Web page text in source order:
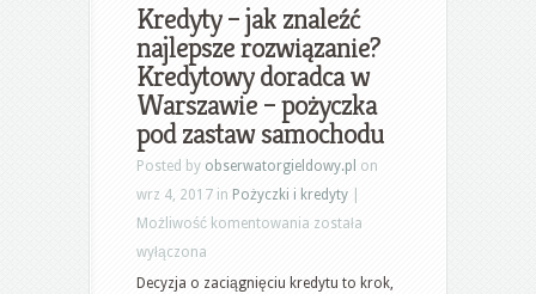
dla
firm
Warszawa
Mokotów
Kredyty – jak znaleźć
najlepsze rozwiązanie?
Kredytowy doradca w
Warszawie – pożyczka
pod zastaw samochodu
Posted by obserwatorgieldowy.pl on
wrz 4, 2017 in Pożyczki i kredyty
Możliwość komentowania Kredyty
jak
została
wyłączona
Decyzja o zaciągnięciu kredytu to krok,